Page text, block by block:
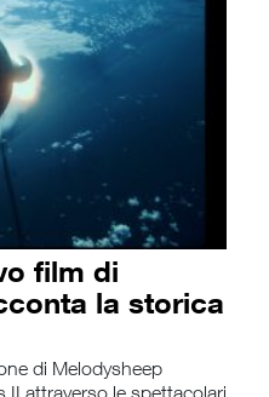
film di
la storica
di Melodysheep